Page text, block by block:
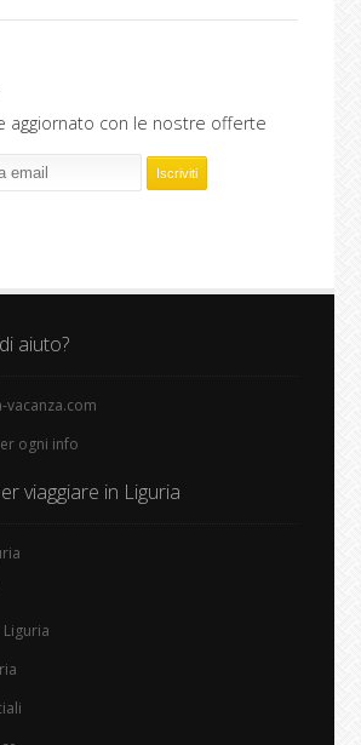
aggiornato con le nostre offerte
aiuto?
vacanza.com
ogni info
viaggiare in Liguria